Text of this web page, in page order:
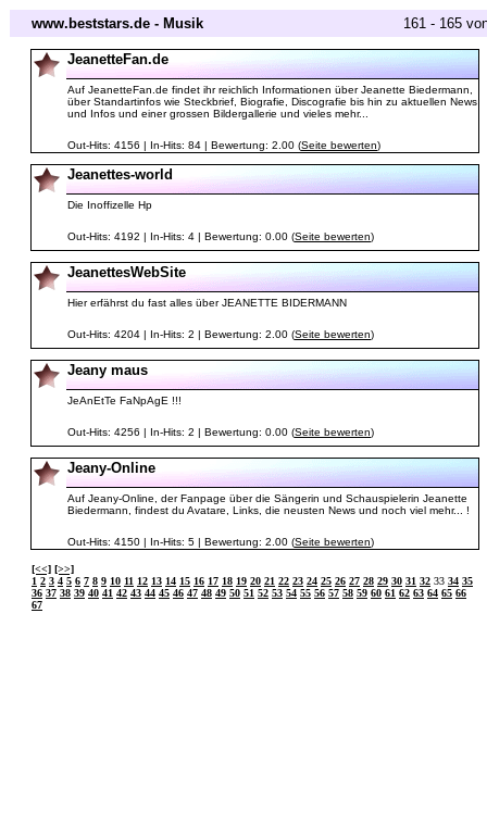
www.beststars.de - Musik 161 - 165
JeanetteFan.de
Auf JeanetteFan.de findet ihr reichlich Informationen über Jeanette Biedermann,
über Standartinfos wie Steckbrief, Biografie, Discografie bis hin zu aktuellen News
und Infos und einer grossen Bildergallerie und vieles mehr...
Out-Hits: 4156 | In-Hits: 84 | Bewertung: 2.00 (Seite bewerten)
Jeanettes-world
Die Inoffizelle Hp
Out-Hits: 4192 | In-Hits: 4 | Bewertung: 0.00 (Seite bewerten)
JeanettesWebSite
Hier erfährst du fast alles über JEANETTE BIDERMANN
Out-Hits: 4204 | In-Hits: 2 | Bewertung: 2.00 (Seite bewerten)
Jeany maus
JeAnEtTe FaNpAgE !!!
Out-Hits: 4256 | In-Hits: 2 | Bewertung: 0.00 (Seite bewerten)
Jeany-Online
Auf Jeany-Online, der Fanpage über die Sängerin und Schauspielerin Jeanette
Biedermann, findest du Avatare, Links, die neusten News und noch viel mehr... !
Out-Hits: 4150 | In-Hits: 5 | Bewertung: 2.00 (Seite bewerten)
[<<] [>>]
1 2 3 4 5 6 7 8 9 10 11 12 13 14 15 16 17 18 19 20 21 22 23 24 25 26 27 28 29 30 31 32 33 34 35
36 37 38 39 40 41 42 43 44 45 46 47 48 49 50 51 52 53 54 55 56 57 58 59 60 61 62 63 64 65 66
67